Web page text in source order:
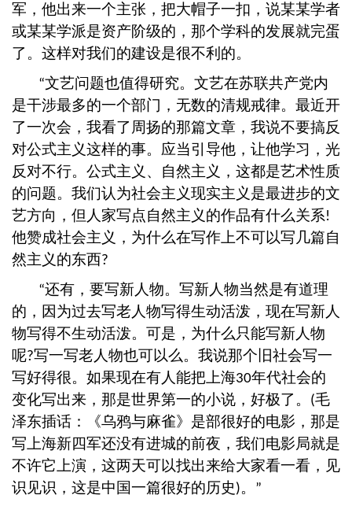
军，他出来一个主张，把大帽子一扣，说某某学者
或某某学派是资产阶级的，那个学科的发展就完蛋
了。这样对我们的建设是很不利的。
“文艺问题也值得研究。文艺在苏联共产党内
是干涉最多的一个部门，无数的清规戒律。最近开
了一次会，我看了周扬的那篇文章，我说不要搞反
对公式主义这样的事。应当引导他，让他学习，光
反对不行。公式主义、自然主义，这都是艺术性质
的问题。我们认为社会主义现实主义是最进步的文
艺方向，但人家写点自然主义的作品有什么关系!
他赞成社会主义，为什么在写作上不可以写几篇自
然主义的东西?
“还有，要写新人物。写新人物当然是有道理
的，因为过去写老人物写得生动活泼，现在写新人
物写得不生动活泼。可是，为什么只能写新人物
呢?写一写老人物也可以么。我说那个旧社会写一
写好得很。如果现在有人能把上海30年代社会的
变化写出来，那是世界第一的小说，好极了。
(毛
泽东插话：《乌鸦与麻雀》是部很好的电影，那是
写上海新四军还没有进城的前夜，我们电影局就是
不许它上演，这两天可以找出来给大家看一看，见
识见识，这是中国一篇很好的历史 )。 ”